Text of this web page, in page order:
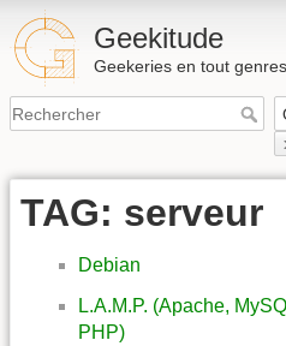
Geekitude
Geekeries en tout genres
TAG: serveur
Debian
L.A.M.P. (Apache,
PHP)